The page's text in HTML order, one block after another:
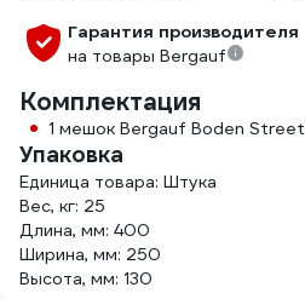
Гарантия производителя
на товары Bergauf
Комплектация
1 мешок Bergauf Boden Street
Упаковка
Единица товара: Штука
Вес, кг: 25
Длина, мм: 400
Ширина, мм: 250
Высота, мм: 130